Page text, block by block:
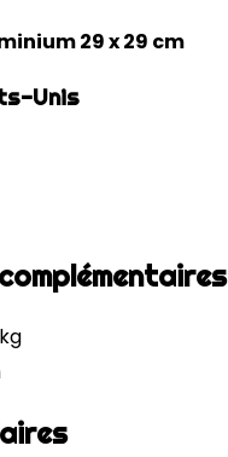
29 x 29 cm
Unis